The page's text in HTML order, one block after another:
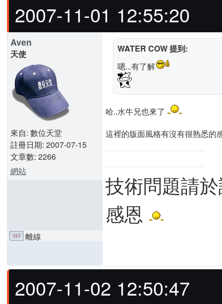
2007-11-01 12:55:20
Aven
天使
來自: 數位天堂
註冊日期: 2007-07-15
文章數: 2266
網站
WATER COW 提到:
嗯...有了解
哈..水牛兄也來了
這裡的版面風格有沒有很熟悉的
技術問題請
感恩
離線
2007-11-02 12:50:47